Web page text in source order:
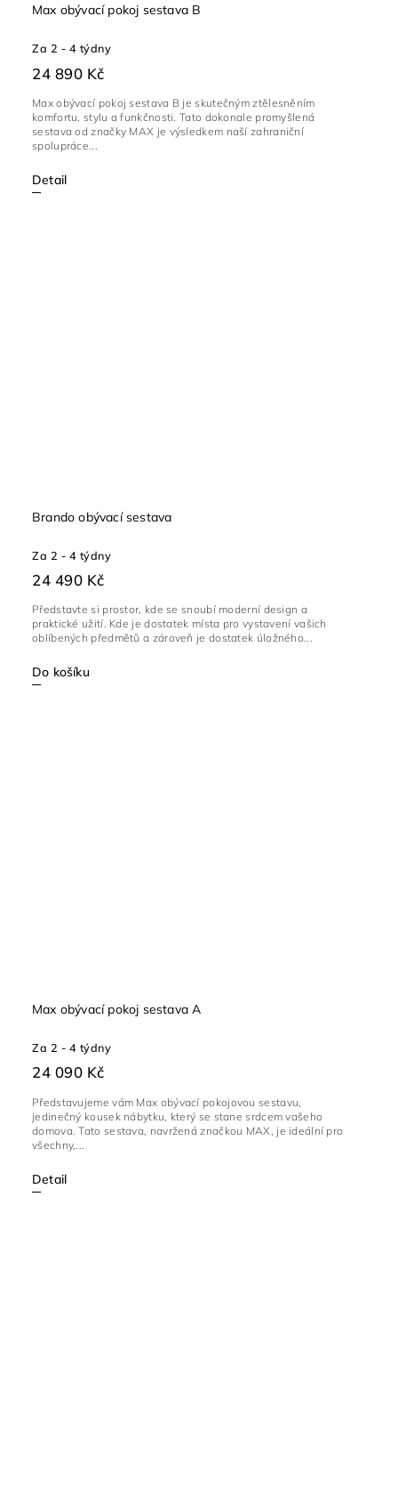
Max obývací pokoj sestava B
Za 2 - 4 týdny
24 890 Kč
Detail
Max obývací pokoj sestava B je skutečným ztělesněním
komfortu, stylu a funkčnosti. Tato dokonale promyšlená
sestava od značky MAX je výsledkem naší zahraniční
spolupráce...
Brando obývací sestava
Za 2 - 4 týdny
24 490 Kč
Do košíku
Představte si prostor, kde se snoubí moderní design a
praktické užití. Kde je dostatek místa pro vystavení vašich
oblíbených předmětů a zároveň je dostatek úložného...
Max obývací pokoj sestava A
Za 2 - 4 týdny
24 090 Kč
Detail
Představujeme vám Max obývací pokojovou sestavu,
jedinečný kousek nábytku, který se stane srdcem vašeho
domova. Tato sestava, navržená značkou MAX, je ideální pro
všechny,...